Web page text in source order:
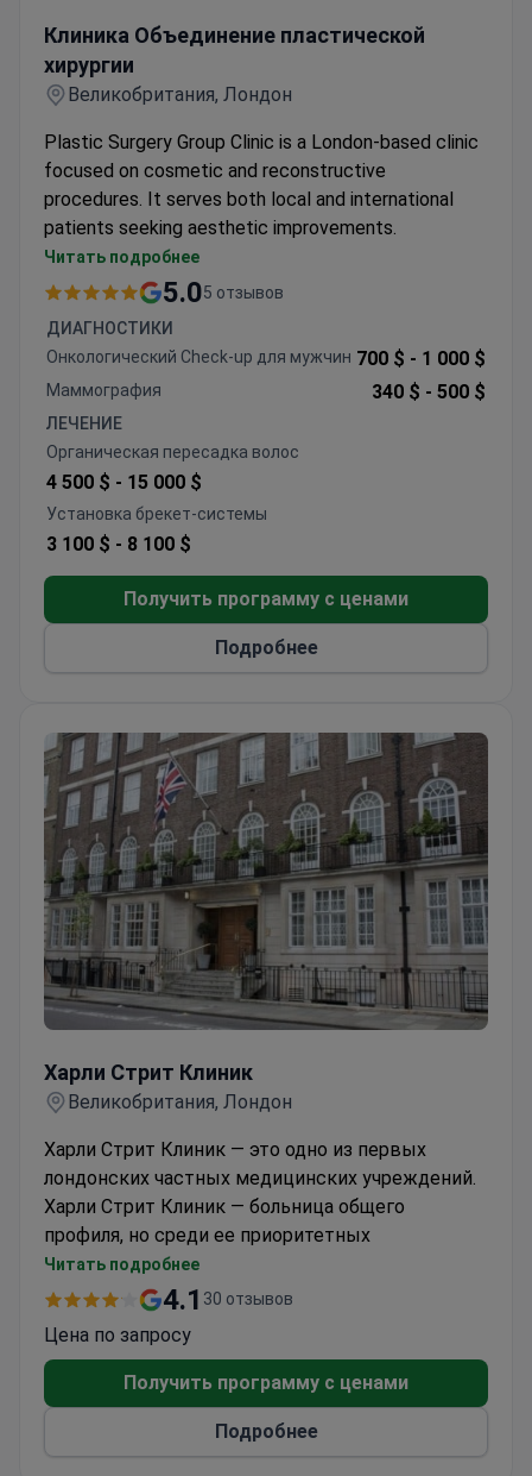
Клиника Объединение пластической
хирургии
Великобритания, Лондон
Plastic Surgery Group Clinic is a London-based clinic
focused on cosmetic and reconstructive
procedures. It serves both local and international
patients seeking aesthetic improvements.
Located in central London with easy access from
major airports and train stations.
Caters to international patients with dedicated
support for travel and accommodation
arrangements.
Читать подробнее
5.05 отзывов
ДИАГНОСТИКИ
Онкологический Check-up для мужчин 700 $ - 1 000 $
Маммография 340 $ - 500 $
ЛЕЧЕНИЕ
Органическая пересадка волос
4 500 $ - 15 000 $
Установка брекет-системы
3 100 $ - 8 100 $
Получить программу с ценами
Подробнее
Харли Стрит Клиник
Великобритания, Лондон
Харли Стрит Клиник — это одно из первых
лондонских частных медицинских учреждений.
Харли Стрит Клиник — больница общего
профиля, но среди ее приоритетных
направлений — взрослая и детская онкология и
кардиология.
создан для лечения кардиологических
заболеваний, рака, расстройств нeрвной
системы, травм позвоночника.
В Харли Стрит впервые в стране предложили
радиохирургическое лечение с использованием
Читать подробнее
4.1 30 отзывов
Цена по запросу
Получить программу с ценами
Подробнее